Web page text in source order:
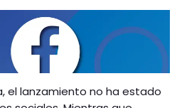
el lanzamiento no ha estado